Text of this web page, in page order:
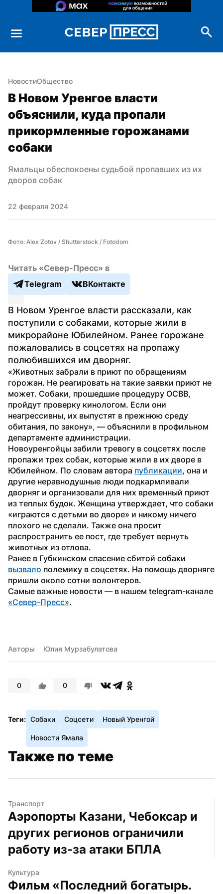
НовостиОбщество
В Новом Уренгое власти
объяснили, куда пропали
прикормленные горожанами
собаки
Ямальцы обеспокоены судьбой пропавших из их
дворов собак
22 февраля 2024
Фото: Alex Zotov / Shutterstock / Fotodom
Читать «Север-Пресс» в
Telegram
ВКонтакте
В Новом Уренгое власти рассказали, как
поступили с собаками, которые жили в
микрорайоне Юбилейном. Ранее горожане
пожаловались в соцсетях на пропажу
полюбившихся им дворняг.
«Животных забрали в приют по обращениям
горожан. Не реагировать на такие заявки приют не
может. Собаки, прошедшие процедуру ОСВВ,
пройдут проверку кинологом. Если они
неагрессивны, их выпустят в прежнюю среду
обитания, по закону», — объяснили в профильном
департаменте администрации.
Новоуренгойцы забили тревогу в соцсетях после
пропажи трех собак, которые жили в их дворе в
Юбилейном. По словам автора публикации, она и
другие неравнодушные люди подкармливали
дворняг и организовали для них временный приют
из теплых будок. Женщина утверждает, что собаки
«играются с детьми во дворе» и никому ничего
плохого не сделали. Также она просит
распространить ее пост, где требует вернуть
животных из отлова.
вызвало полемику в соцсетях. На помощь дворняге
пришли около сотни волонтеров.
«Север-Пресс».
Авторы Юлия Мурзабулатова
0 0
Теги: Собаки Соцсети Новый Уренгой
Новости Ямала
Также по теме
Транспорт
Аэропорты Казани, Чебоксар и
других регионов ограничили
работу из-за атаки БПЛА
Культура
Фильм «Последний богатырь.